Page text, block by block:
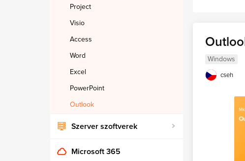
Project
Visio
Access
Word
Excel
PowerPoint
Outlook
Szerver szoftverek
Microsoft 365
Windows
cseh